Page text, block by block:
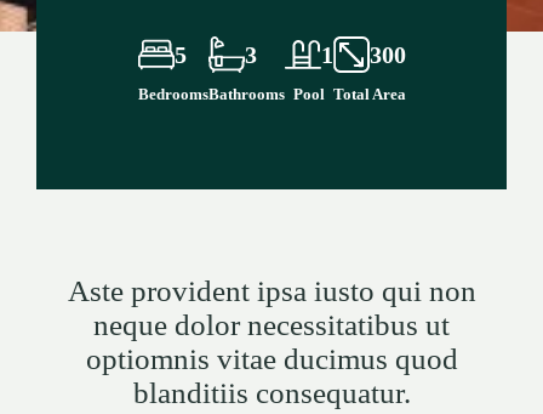
5
Bedrooms
3
Bathrooms
1
Pool
300
Total Area
Aste provident ipsa iusto qui non
neque dolor necessitatibus ut
optiomnis vitae ducimus quod
blanditiis consequatur.